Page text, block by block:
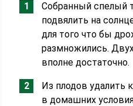
Собранный спелый
подвялить на
для того что бы
размножились.
вполне достаточно.
Из плодов удалить
в домашних